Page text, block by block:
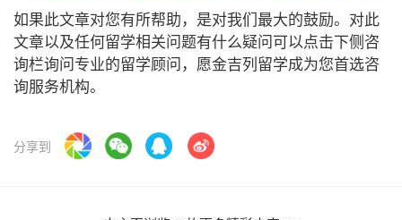
如果此文章对您有所帮助，是对我们最大的鼓励。对此
文章以及任何留学相关问题有什么疑问可以点击下侧咨
询栏询问专业的留学顾问，愿金吉列留学成为您首选咨
询服务机构。
分享到